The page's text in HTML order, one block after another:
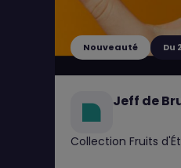
Nouveauté Du
Jeff de
Collection Fruits